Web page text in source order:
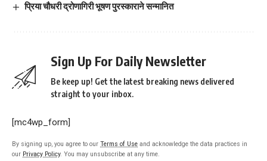
प्रिया चौधरी द्रोणागिरी भूषण पुरस्काराने सन्मानित
Sign Up For Daily Newsletter
Be keep up! Get the latest breaking news delivered
straight to your inbox.
[mc4wp_form]
By signing up, you agree to our Terms of Use and acknowledge the data practices in
our Privacy Policy. You may unsubscribe at any time.